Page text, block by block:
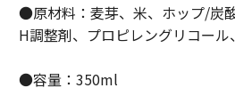
●原材料：麦芽、米、ホップ/炭
H調整剤、プロピレングリコー
●容量：350ml